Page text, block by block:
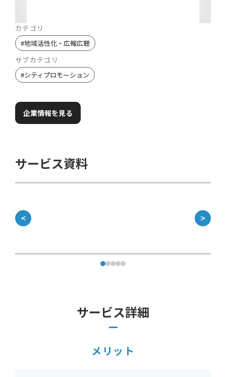
カテゴリ
#地域活性化・広報広聴
サブカテゴリ
#シティプロモーション
企業情報を見る
サービス資料
＜ ＞
サービス詳細
メリット